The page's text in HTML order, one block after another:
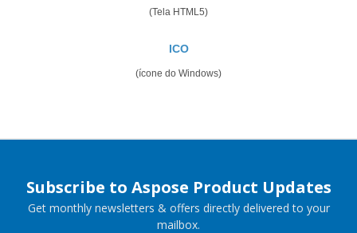
(Tela HTML5)
ICO
(ícone do Windows)
Subscribe to Aspose Product Updates
Get monthly newsletters & offers directly delivered to your
mailbox.